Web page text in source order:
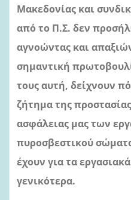
Μακεδονίας και
από το Π.Σ. δεν
αγνοώντας και
σημαντική
τους αυτή, δείχνουν
ζήτημα της
ασφάλειας μας των
πυροσβεστικού
έχουν για τα
γενικότερα.